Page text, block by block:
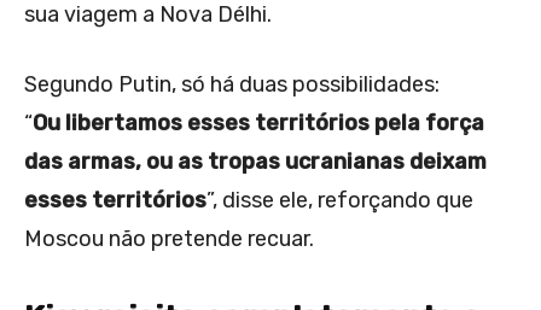
sua viagem a Nova Délhi.
Segundo Putin, só há duas possibilidades:
“Ou libertamos esses territórios pela força
das armas, ou as tropas ucranianas deixam
esses territórios”, disse ele, reforçando que
Moscou não pretende recuar.